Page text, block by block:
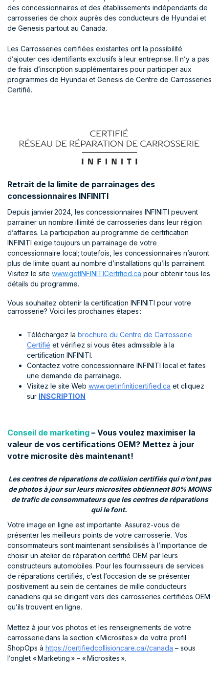
des concessionnaires et des établissements indépendants de
carrosseries de choix auprès des conducteurs de Hyundai et
de Genesis partout au Canada.
Les Carrosseries certifiées existantes ont la possibilité
d’ajouter ces identifiants exclusifs à leur entreprise. Il n’y a pas
de frais d’inscription supplémentaires pour participer aux
programmes de Hyundai et Genesis de Centre de Carrosseries
Certifié.
Retrait de la limite de parrainages des
concessionnaires INFINITI
Depuis janvier 2024, les concessionnaires INFINITI peuvent
parrainer un nombre illimité de carrosseries dans leur région
d’affaires. La participation au programme de certification
INFINITI exige toujours un parrainage de votre
concessionnaire local; toutefois, les concessionnaires n’auront
plus de limite quant au nombre d’installations qu’ils parrainent.
Visitez le site www.getINFINITICertified.ca pour obtenir tous les
détails du programme.
Vous souhaitez obtenir la certification INFINITI pour votre
carrosserie? Voici les prochaines étapes :
Téléchargez la brochure du Centre de Carrosserie
Certifié et vérifiez si vous êtes admissible à la
certification INFINITI.
Contactez votre concessionnaire INFINITI local et faites
une demande de parrainage.
Visitez le site Web www.getinfiniticertified.ca et cliquez
sur INSCRIPTION
Conseil de marketing – Vous voulez maximiser la
valeur de vos certifications OEM? Mettez à jour
votre microsite dès maintenant!
Les centres de réparations de collision certifiés qui n’ont pas
de photos à jour sur leurs microsites obtiennent 80% MOINS
de trafic de consommateurs que les centres de réparations
qui le font.
Votre image en ligne est importante. Assurez-vous de
présenter les meilleurs points de votre carrosserie. Vos
consommateurs sont maintenant sensibilisés à l’importance de
choisir un atelier de réparation certifié OEM par leurs
constructeurs automobiles. Pour les fournisseurs de services
de réparations certifiés, c’est l’occasion de se présenter
positivement au sein de centaines de mille conducteurs
canadiens qui se dirigent vers des carrosseries certifiées OEM
qu’ils trouvent en ligne.
Mettez à jour vos photos et les renseignements de votre
carrosserie dans la section «Microsites» de votre profil
ShopOps à https://certifiedcollisioncare.ca//canada – sous
l’onglet « Marketing » – «Microsites».